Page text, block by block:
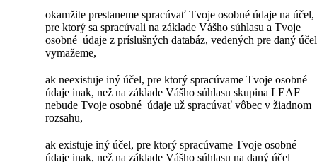
okamžite prestaneme spracúvať Tvoje osobné údaje na účel,
pre ktorý sa spracúvali na základe Vášho súhlasu a Tvoje
osobné údaje z príslušných databáz, vedených pre daný
vymažeme,
ak neexistuje iný účel, pre ktorý spracúvame Tvoje osobné
údaje inak, než na základe Vášho súhlasu skupina LEAF
nebude Tvoje osobné údaje už spracúvať vôbec v žiadnom
rozsahu,
ak existuje iný účel, pre ktorý spracúvame Tvoje osobné
údaje inak, než na základe Vášho súhlasu na daný účel